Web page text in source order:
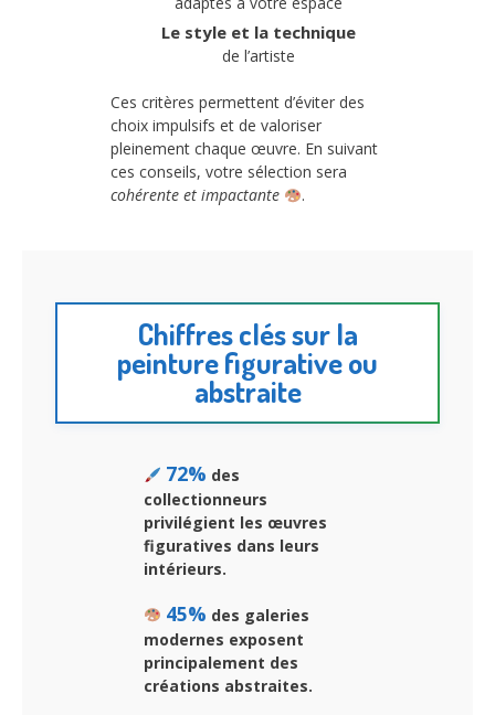
Le style et la technique
de l’artiste
Ces critères permettent d’éviter des
choix impulsifs et de valoriser
pleinement chaque œuvre. En suivant
ces conseils, votre sélection sera
cohérente et impactante
.
Chiffres clés sur la
peinture figurative ou
abstraite
72% des
collectionneurs
privilégient les œuvres
figuratives dans leurs
intérieurs.
45% des galeries
modernes exposent
principalement des
créations abstraites.